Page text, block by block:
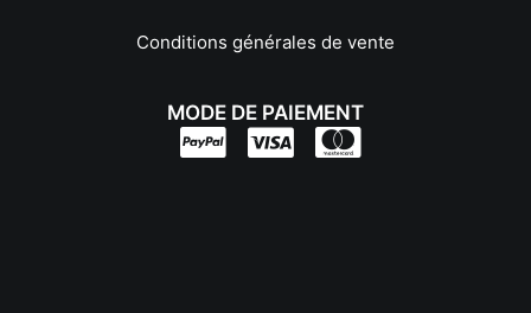
Conditions générales de vente
MODE DE PAIEMENT